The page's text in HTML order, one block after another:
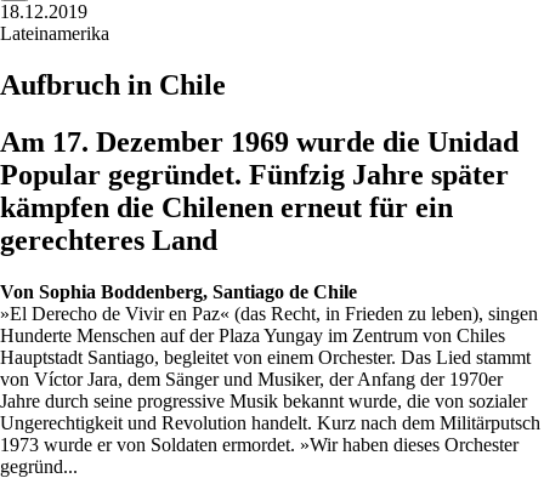
18.12.2019
Lateinamerika
Aufbruch in Chile
Am 17. Dezember 1969 wurde die Unidad
Popular gegründet. Fünfzig Jahre später
kämpfen die Chilenen erneut für ein
gerechteres Land
Von Sophia Boddenberg, Santiago de Chile
»El Derecho de Vivir en Paz« (das Recht, in Frieden zu leben), singen
Hunderte Menschen auf der Plaza Yungay im Zentrum von Chiles
Hauptstadt Santiago, begleitet von einem Orchester. Das Lied stammt
von Víctor Jara, dem Sänger und Musiker, der Anfang der 1970er
Jahre durch seine progressive Musik bekannt wurde, die von sozialer
Ungerechtigkeit und Revolution handelt. Kurz nach dem Militärputsch
1973 wurde er von Soldaten ermordet. »Wir haben dieses Orchester
gegründ...